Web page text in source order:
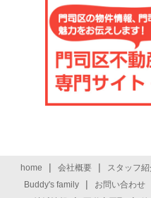
ご本人の照会
お客さまがご本人の個人情
望される場合には、ご本人で
いただきます。
お問い合せ
home | 会社概要 | スタッフ紹
Buddy's family | お問い合わせ